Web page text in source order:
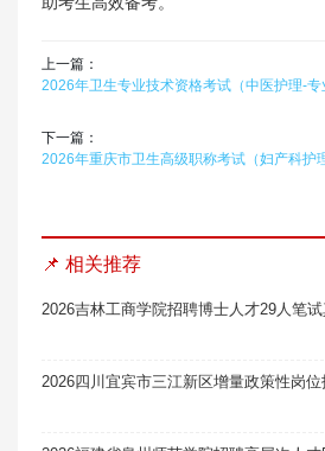
上一篇：
下一篇：
📌 相关推荐